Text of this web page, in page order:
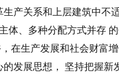
产关系和上层建筑中不
体、多种分配方式并存
在生产发展和社会财富
发展思想， 坚持把握新